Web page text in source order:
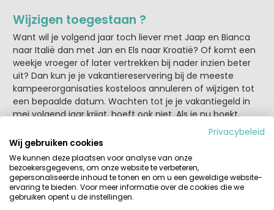
Wijzigen toegestaan ?
Want wil je volgend jaar toch liever met Jaap en Bianca
naar Italië dan met Jan en Els naar Kroatië? Of komt een
weekje vroeger of later vertrekken bij nader inzien beter
uit? Dan kun je je vakantiereservering bij de meeste
kampeerorganisaties kosteloos annuleren of wijzigen tot
een bepaalde datum. Wachten tot je je vakantiegeld in
mei volgend jaar krijgt, hoeft ook niet. Als je nu boekt,
hoef je maar een klein bedrag aan te betalen. Pas als je
reservering definitief wordt, doe je de volledige
aanbetaling. Dat geeft je nog even de ruimte wat te
sparen.
Vergelijken loont ??
Privacybeleid
Wij gebruiken cookies
We kunnen deze plaatsen voor analyse van onze
bezoekersgegevens, om onze website te verbeteren,
gepersonaliseerde inhoud te tonen en om u een geweldige website-
ervaring te bieden. Voor meer informatie over de cookies die we
gebruiken opent u de instellingen.